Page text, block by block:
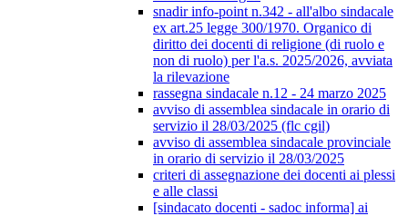
snadir info-point n.342 - all'albo sindacale
ex art.25 legge 300/1970. Organico di
diritto dei docenti di religione (di ruolo e
non di ruolo) per l'a.s. 2025/2026, avviata
la rilevazione
rassegna sindacale n.12 - 24 marzo 2025
avviso di assemblea sindacale in orario di
servizio il 28/03/2025 (flc cgil)
avviso di assemblea sindacale provinciale
in orario di servizio il 28/03/2025
criteri di assegnazione dei docenti ai plessi
e alle classi
[sindacato docenti - sadoc informa] ai